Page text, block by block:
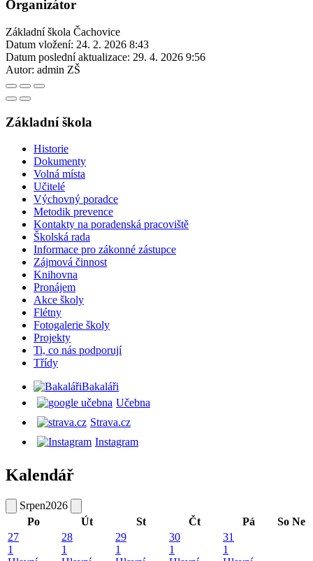
Organizátor
Základní škola Čachovice
Datum vložení: 24. 2. 2026 8:43
Datum poslední aktualizace: 29. 4. 2026 9:56
Autor: admin ZŠ
Základní škola
Historie
Dokumenty
Volná místa
Učitelé
Výchovný poradce
Metodik prevence
Kontakty na poradenská pracoviště
Školská rada
Informace pro zákonné zástupce
Zájmová činnost
Knihovna
Pronájem
Akce školy
Flétny
Fotogalerie školy
Projekty
Ti, co nás podporují
Třídy
Bakaláři
Učebna
Strava.cz
Instagram
Kalendář
Srpen2026
Po
Út St Čt Pá So Ne
27
1
28
1
29
1
30
1
31
1